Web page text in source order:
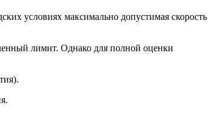
условиях максимально допустимая скорость
лимит. Однако для полной оценки